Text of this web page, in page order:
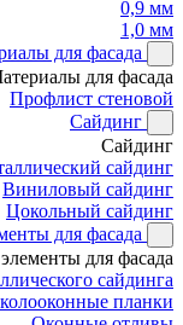
0,9 мм
1,0 мм
для фасада
для фасада
Профлист стеновой
Сайдинг
Сайдинг
сайдинг
Виниловый сайдинг
Цокольный сайдинг
для фасада
для фасада
сайдинга
планки